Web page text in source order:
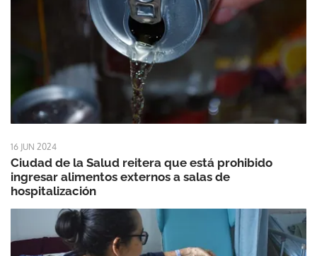
16 JUN 2024
Ciudad de la Salud reitera que está prohibido
ingresar alimentos externos a salas de
hospitalización